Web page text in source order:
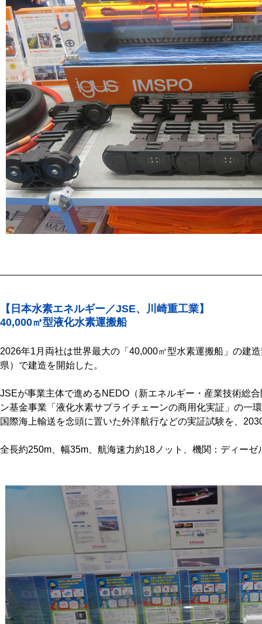
【日本水素エネルギー／JSE、川崎重工業】
40,000㎥型液化水素運搬船
2026年1月両社は世界最大の「40,000㎥型水素運搬船」の建
県）で建造を開始した。
JSEが事業主体で進めるNEDO（新エネルギー・産業技術総
ン基金事業「液化水素サプライチェーンの商用化実証」の一
国際海上輸送を念頭に置いた外洋航行などの実証試験を、
全長約250m、幅35m、航海速力約18ノット、機関：ディー